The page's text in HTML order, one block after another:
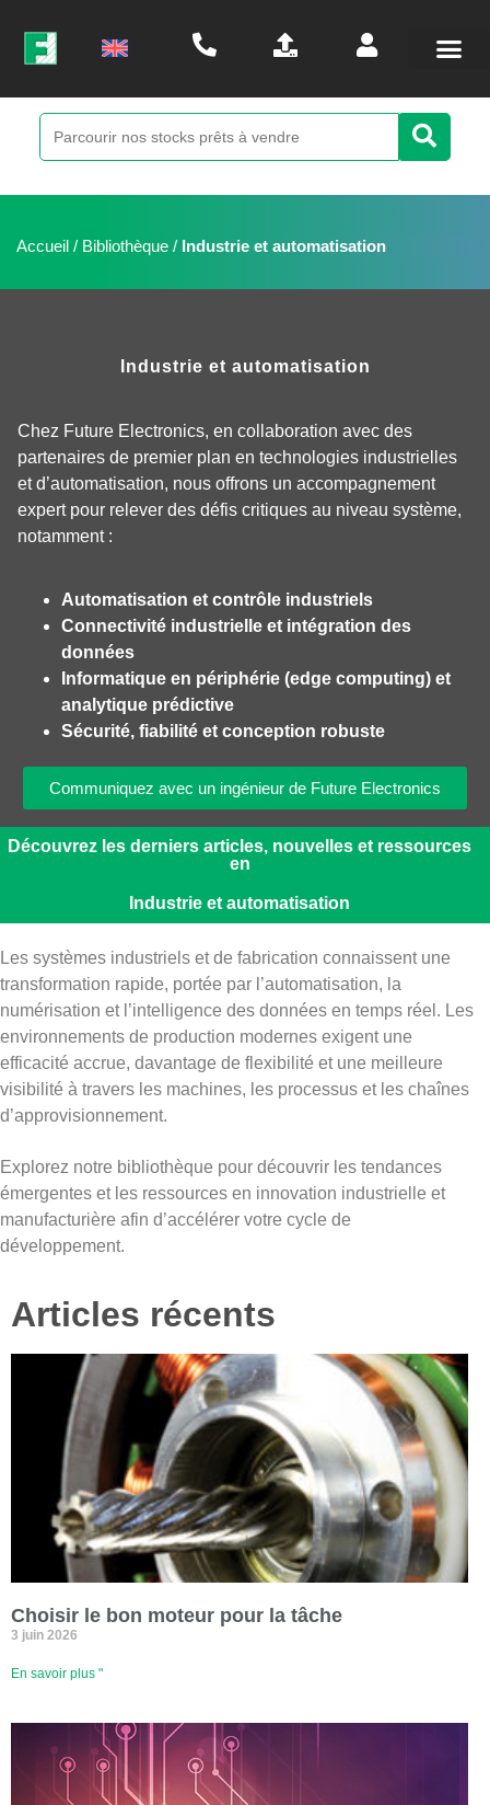
Accueil / Bibliothèque / Industrie et automatisation
Industrie et automatisation
Chez Future Electronics, en collaboration avec des
partenaires de premier plan en technologies industrielles
et d’automatisation, nous offrons un accompagnement
expert pour relever des défis critiques au niveau système,
notamment :
Automatisation et contrôle industriels
Connectivité industrielle et intégration des
données
Informatique en périphérie (edge computing) et
analytique prédictive
Sécurité, fiabilité et conception robuste
Communiquez avec un ingénieur de Future Electronics
Découvrez les derniers articles, nouvelles et ressources
en
Industrie et automatisation
Les systèmes industriels et de fabrication connaissent une
transformation rapide, portée par l’automatisation, la
numérisation et l’intelligence des données en temps réel. Les
environnements de production modernes exigent une
efficacité accrue, davantage de flexibilité et une meilleure
visibilité à travers les machines, les processus et les chaînes
d’approvisionnement.
Explorez notre bibliothèque pour découvrir les tendances
émergentes et les ressources en innovation industrielle et
manufacturière afin d’accélérer votre cycle de
développement.
Articles récents
Choisir le bon moteur pour la tâche
3 juin 2026
En savoir plus "